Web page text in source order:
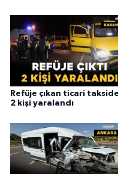
Refüje çıkan ticari
2 kişi yaralandı